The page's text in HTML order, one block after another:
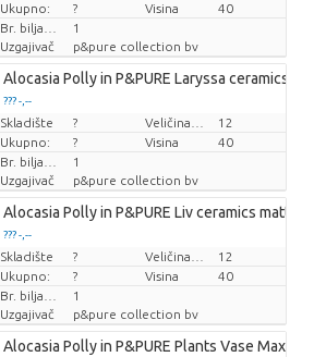
Ukupno:
? Visina
40
1
Uzgajivač
p&pure collection bv
Alocasia Polly in P&PURE Laryssa ceramics
??? -,--
Cijena po komadu
Skladište ?
12
Ukupno:
? Visina
40
1
Uzgajivač
p&pure collection bv
Alocasia Polly in P&PURE Liv ceramics matt
??? -,--
Cijena po komadu
Skladište ?
12
Ukupno:
? Visina
40
1
Uzgajivač
p&pure collection bv
Alocasia Polly in P&PURE Plants Vase Maxima